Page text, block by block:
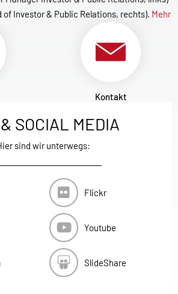
of Investor & Public Relations, rechts). Mehr
Kontakt
SOCIAL MEDIA
sind wir unterwegs:
Flickr
Youtube
SlideShare